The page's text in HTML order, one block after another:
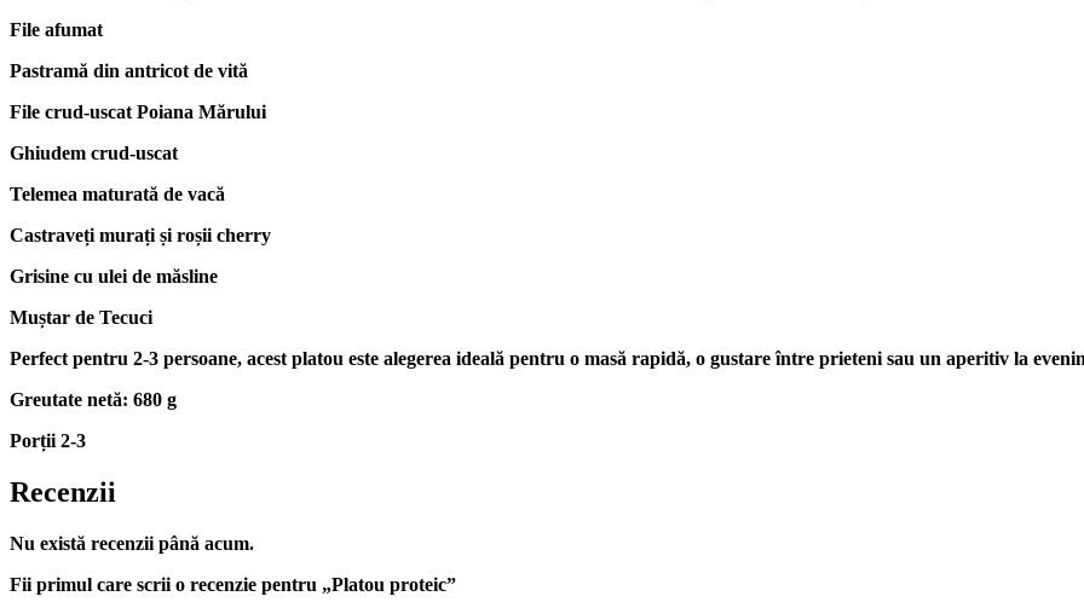
File afumat
Pastramă din antricot de vită
File crud-uscat Poiana Mărului
Ghiudem crud-uscat
Telemea maturată de vacă
Castraveți murați și roșii cherry
Grisine cu ulei de măsline
Muștar de Tecuci
Perfect pentru 2-3 persoane, acest platou este alegerea ideală pentru o masă rapidă, o gustare între prieteni sau un aperitiv la
Greutate netă: 680 g
Porții 2-3
Recenzii
Nu există recenzii până acum.
Fii primul care scrii o recenzie pentru „Platou proteic”